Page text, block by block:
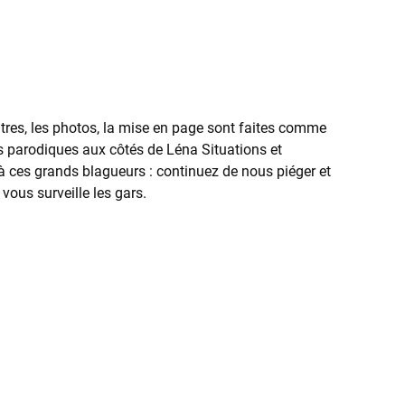
les photos, la mise en page sont faites comme
aux côtés de Léna Situations et
grands blagueurs : continuez de nous piéger et
surveille les gars.